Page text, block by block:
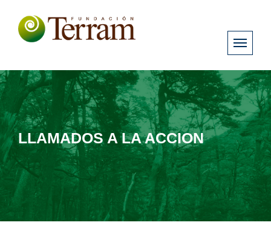
LLAMADOS A LA ACCION